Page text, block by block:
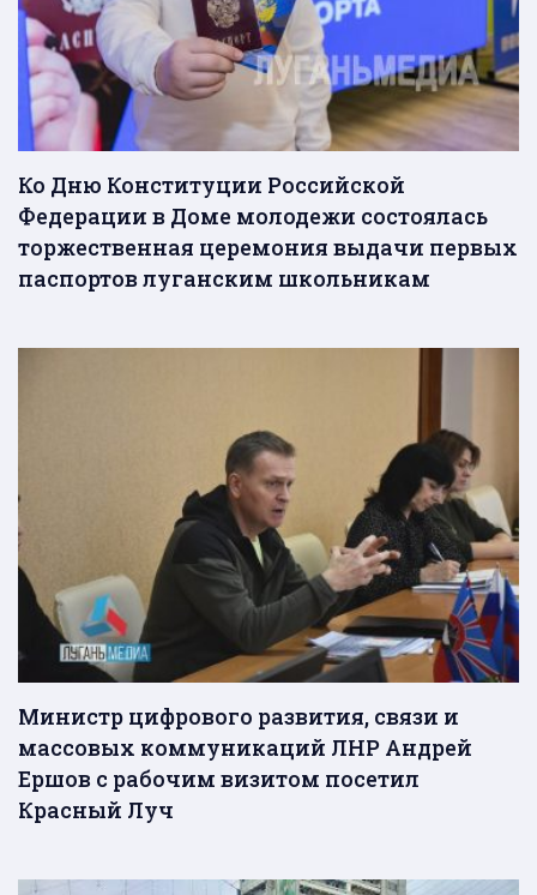
Ко Дню Конституции Российской
Федерации в Доме молодежи состоялась
торжественная церемония выдачи первых
паспортов луганским школьникам
Министр цифрового развития, связи и
массовых коммуникаций ЛНР Андрей
Ершов с рабочим визитом посетил
Красный Луч